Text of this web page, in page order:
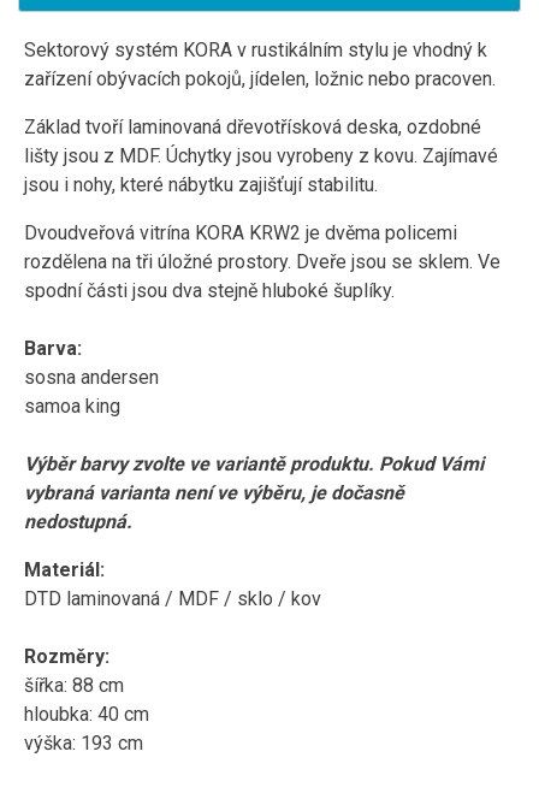
Sektorový systém KORA v rustikálním stylu je vhodný k
zařízení obývacích pokojů, jídelen, ložnic nebo pracoven.
Základ tvoří laminovaná dřevotřísková deska, ozdobné
lišty jsou z MDF. Úchytky jsou vyrobeny z kovu. Zajímavé
jsou i nohy, které nábytku zajišťují stabilitu.
Dvoudveřová vitrína KORA KRW2 je dvěma policemi
rozdělena na tři úložné prostory. Dveře jsou se sklem. Ve
spodní části jsou dva stejně hluboké šuplíky.
Barva:
sosna andersen
samoa king
Výběr barvy zvolte ve variantě produktu. Pokud Vámi
vybraná varianta není ve výběru, je dočasně
nedostupná.
Materiál:
DTD laminovaná / MDF / sklo / kov
Rozměry:
šířka: 88 cm
hloubka: 40 cm
výška: 193 cm